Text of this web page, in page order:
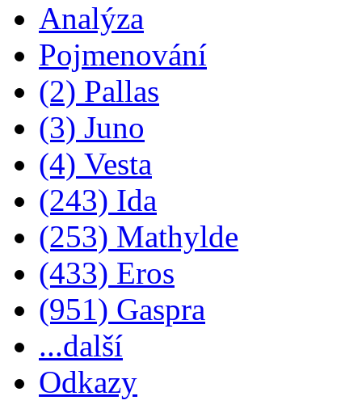
Analýza
Pojmenování
(2) Pallas
(3) Juno
(4) Vesta
(243) Ida
(253) Mathylde
(433) Eros
(951) Gaspra
...další
Odkazy